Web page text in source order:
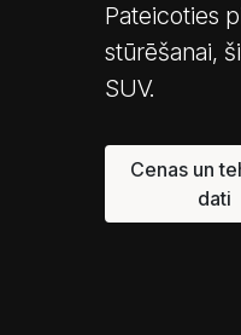
Pateicoties
stūrēšanai,
SUV.
Cenas un
dati